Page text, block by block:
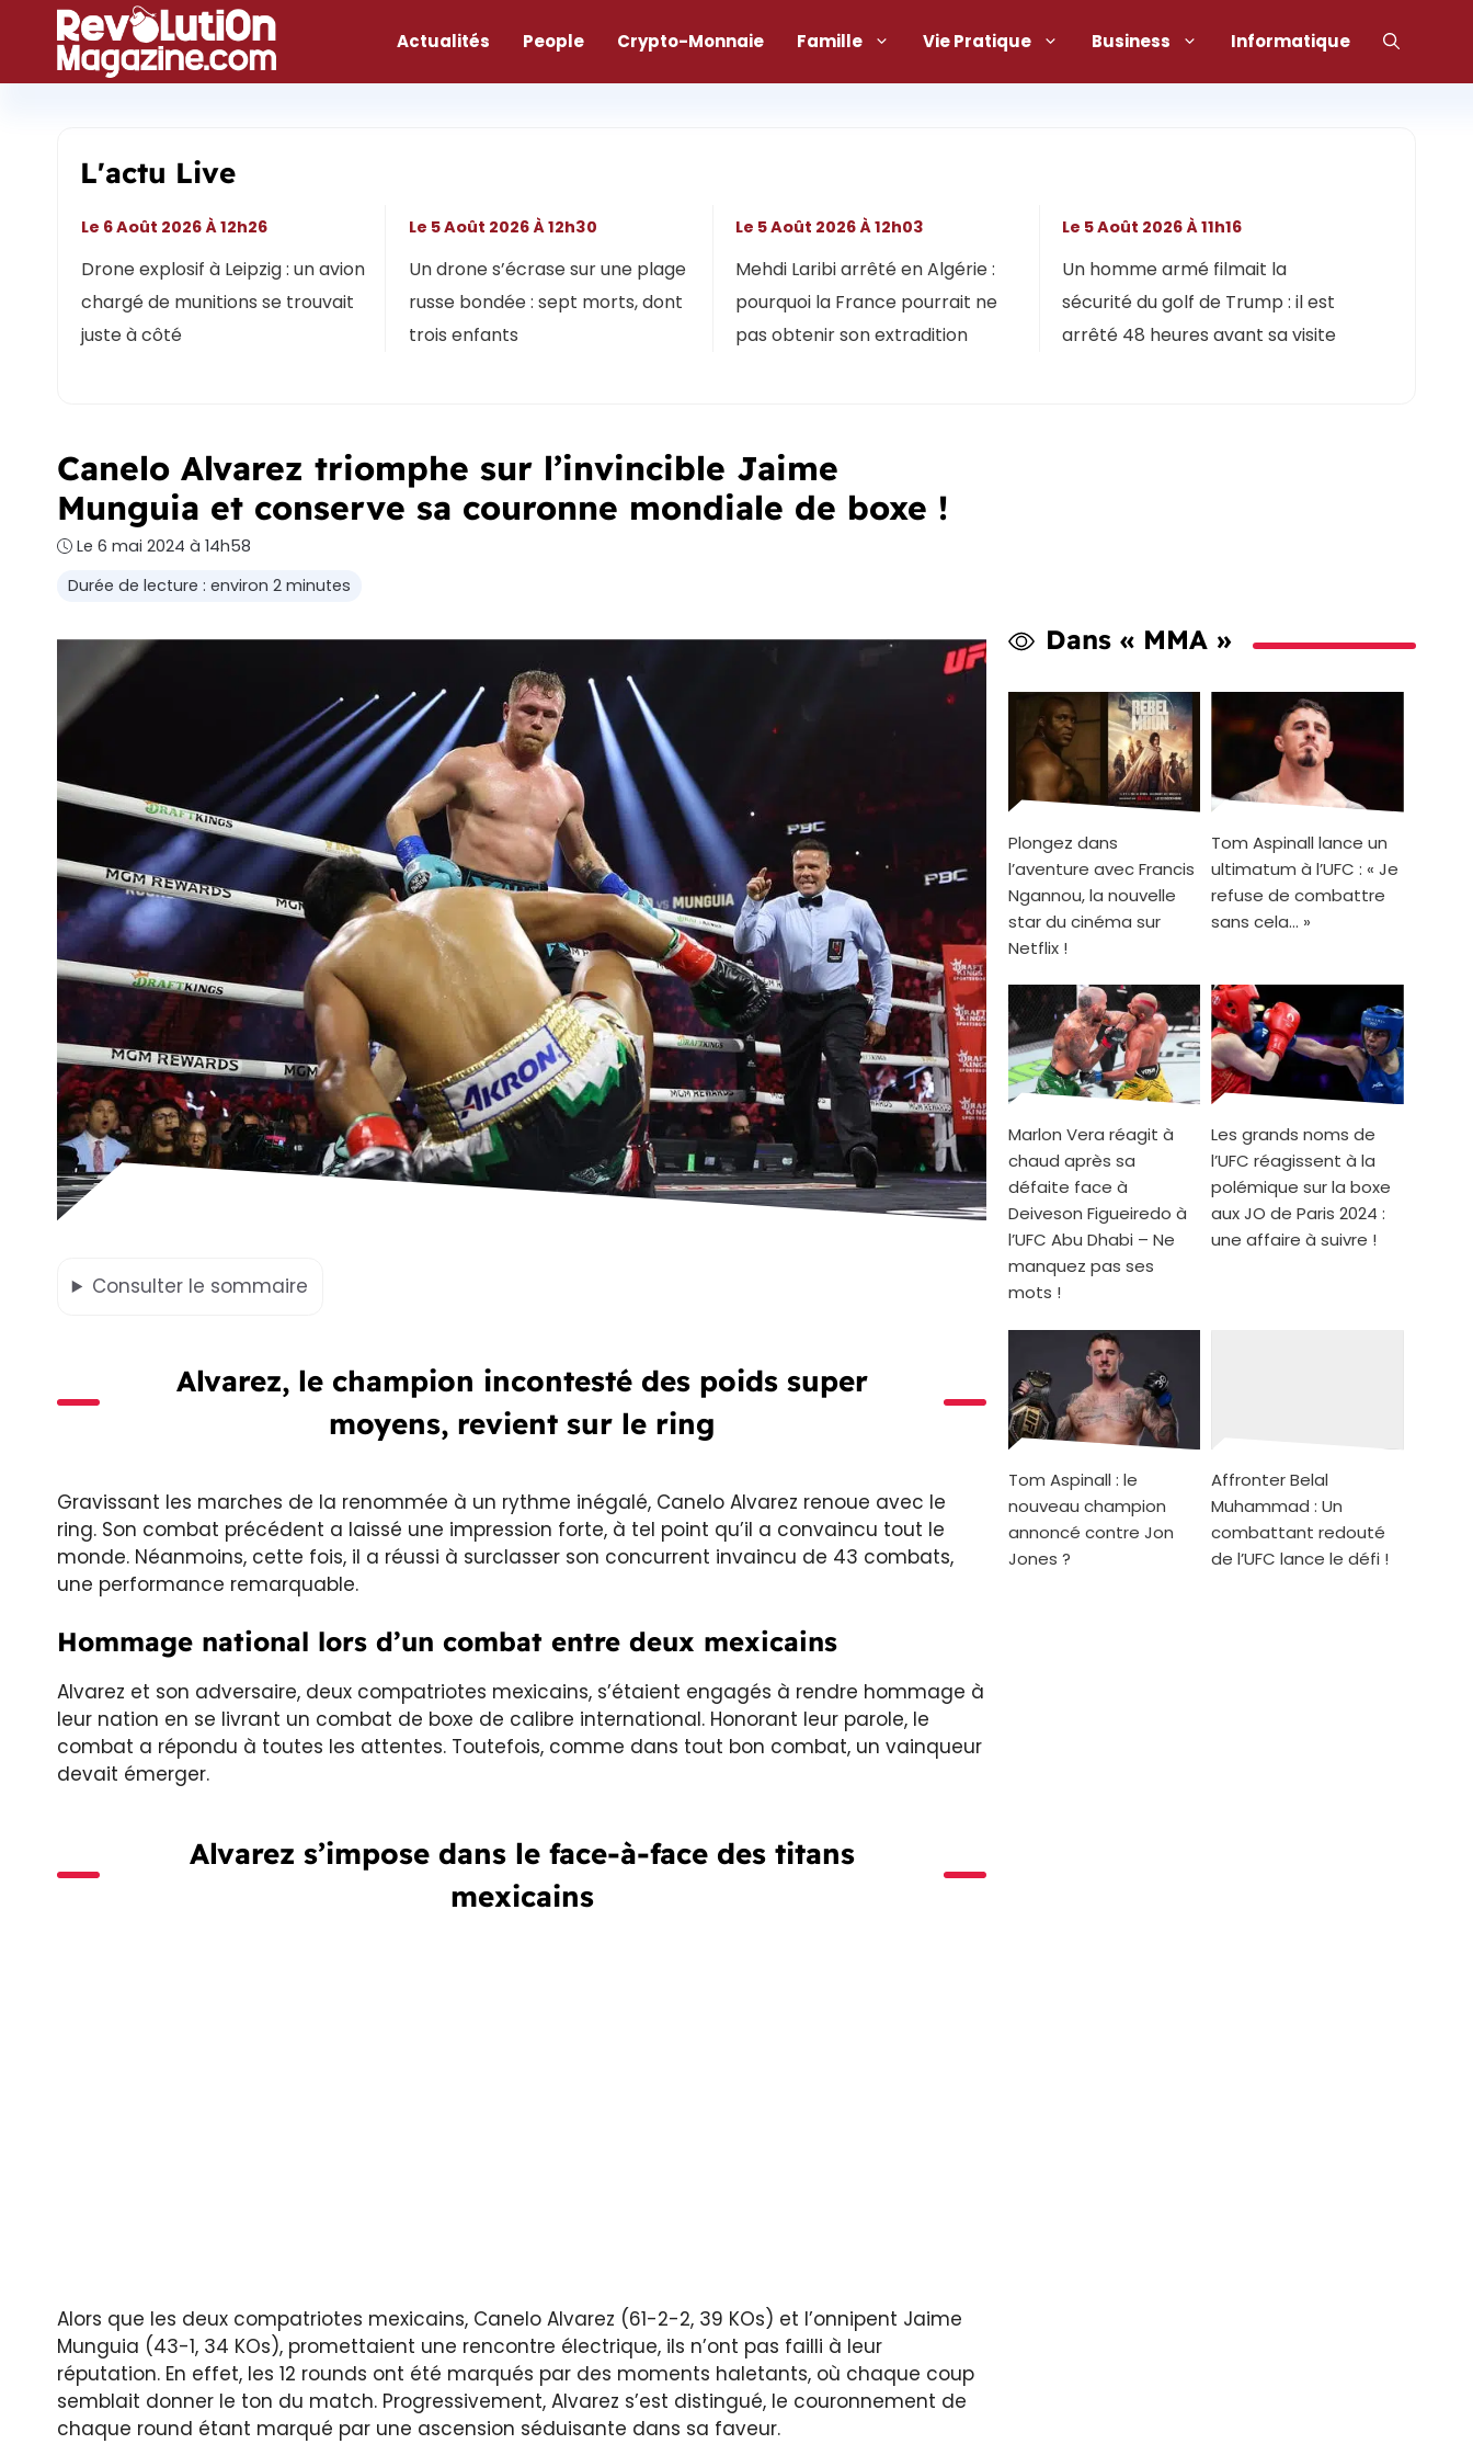
contenu
Actualités People Crypto-Monnaie Famille Vie Pratique Business Informatique
L'actu Live
Drone explosif à Leipzig : un avion
chargé de munitions se trouvait
juste à côté
Le 6 Août 2026 À 12h26
Un drone s’écrase sur une plage
russe bondée : sept morts, dont
trois enfants
Le 5 Août 2026 À 12h30
Mehdi Laribi arrêté en Algérie :
pourquoi la France pourrait ne
pas obtenir son extradition
Le 5 Août 2026 À 12h03
Un homme armé filmait la
sécurité du golf de Trump : il est
arrêté 48 heures avant sa visite
Le 5 Août 2026 À 11h16
Canelo Alvarez triomphe sur l’invincible Jaime
Munguia et conserve sa couronne mondiale de boxe !
Le 6 mai 2024 à 14h58
Durée de lecture : environ 2 minutes
Consulter le sommaire
Alvarez, le champion incontesté des poids super
moyens, revient sur le ring
Gravissant les marches de la renommée à un rythme inégalé, Canelo Alvarez renoue avec le
ring. Son combat précédent a laissé une impression forte, à tel point qu’il a convaincu tout le
monde. Néanmoins, cette fois, il a réussi à surclasser son concurrent invaincu de 43 combats,
une performance remarquable.
Hommage national lors d’un combat entre deux mexicains
Alvarez et son adversaire, deux compatriotes mexicains, s’étaient engagés à rendre hommage à
leur nation en se livrant un combat de boxe de calibre international. Honorant leur parole, le
combat a répondu à toutes les attentes. Toutefois, comme dans tout bon combat, un vainqueur
devait émerger.
Alvarez s’impose dans le face-à-face des titans
mexicains
Alors que les deux compatriotes mexicains, Canelo Alvarez (61-2-2, 39 KOs) et l’onnipent Jaime
Munguia (43-1, 34 KOs), promettaient une rencontre électrique, ils n’ont pas failli à leur
réputation. En effet, les 12 rounds ont été marqués par des moments haletants, où chaque coup
semblait donner le ton du match. Progressivement, Alvarez s’est distingué, le couronnement de
chaque round étant marqué par une ascension séduisante dans sa faveur.
Dans « MMA »
Plongez dans
l’aventure avec Francis
Ngannou, la nouvelle
star du cinéma sur
Netflix !
Tom Aspinall lance un
ultimatum à l’UFC : « Je
refuse de combattre
sans cela… »
Marlon Vera réagit à
chaud après sa
défaite face à
Deiveson Figueiredo à
l’UFC Abu Dhabi – Ne
manquez pas ses
mots !
Les grands noms de
l’UFC réagissent à la
polémique sur la boxe
aux JO de Paris 2024 :
une affaire à suivre !
Tom Aspinall : le
nouveau champion
annoncé contre Jon
Jones ?
Affronter Belal
Muhammad : Un
combattant redouté
de l’UFC lance le défi !